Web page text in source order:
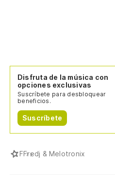
Disfruta de la música con
opciones exclusivas
Suscríbete para desbloquear
beneficios.
Suscríbete
FFredj & Melotronix